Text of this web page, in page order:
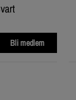
Bli medlem